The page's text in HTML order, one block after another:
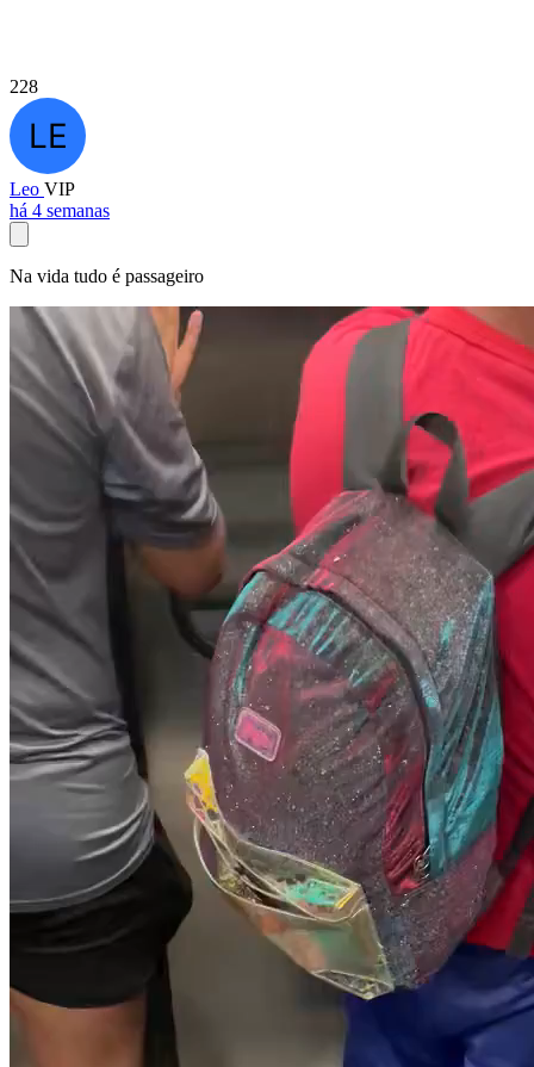
228
Leo VIP
há 4 semanas
Na vida tudo é passageiro